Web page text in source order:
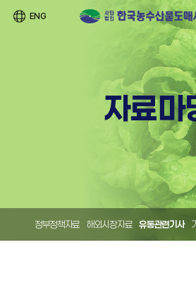
ENG
자료마
정부정책자료 해외시장자료 유통관련기사